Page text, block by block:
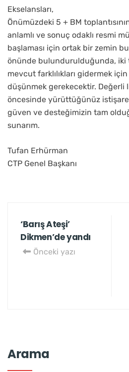
Ekselansları,
Önümüzdeki 5 + BM
anlamlı ve sonuç odaklı resmi
başlaması için ortak bir zemin
önünde bulundurulduğunda, iki
mevcut farklılıkları gidermek
düşünmek gerekecektir. Değerli
öncesinde yürüttüğünüz
güven ve desteğimizin tam
sunarım.
Tufan Erhürman
CTP Genel Başkanı
‘Barış Ateşi’
Dikmen’de yandı
Önceki yazı
Arama